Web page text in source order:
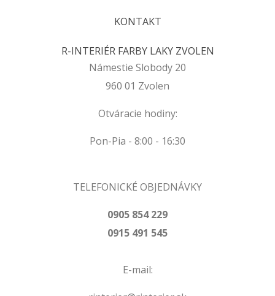
KONTAKT
R-INTERIÉR FARBY LAKY ZVOLEN
Námestie Slobody 20
960 01 Zvolen
Otváracie hodiny:
Pon-Pia - 8:00 - 16:30
TELEFONICKÉ OBJEDNÁVKY
0905 854 229
0915 491 545
E-mail: